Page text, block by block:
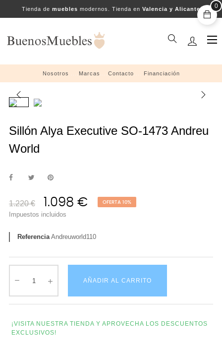
Tienda de muebles modernos. Tienda en Valencia y Alicante
☰
Nosotros .... Marcas ....Contacto.... Financiación
Sillón Alya Executive SO-1473 Andreu
World
1.220 € 1.098 € OFERTA 10%
Impuestos incluidos
Referencia Andreuworld110
AÑADIR AL CARRITO
¡VISITA NUESTRA TIENDA Y APROVECHA LOS DESCUENTOS
EXCLUSIVOS!
0